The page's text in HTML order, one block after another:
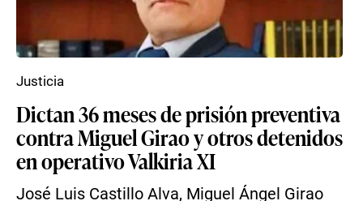
Dictan 36 meses de prisión preventiva
contra Miguel Girao y otros detenidos
en operativo Valkiria XI
José Luis Castillo Alva, Miguel Ángel Girao
Justicia